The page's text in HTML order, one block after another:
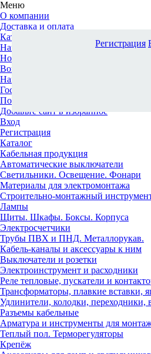
Меню
О компании
Доставка и оплата
Каталог
Наши офисы
Новости и новинки
Вопрос-ответ
Наша команда
Гос. заказчикам
Поставщикам
Добавьте сайт в избранное
Вход
Регистрация
Каталог
Кабельная продукция
Автоматические выключатели
Светильники. Освещение. Фонари
Материалы для электромонтажа
Строительно-монтажный
Лампы
Щиты. Шкафы. Боксы. Корпуса
Электросчетчики
Трубы ПВХ и ПНД. Металлорукав.
Кабель-каналы и аксессуары к ним
Выключатели и розетки
Электроинструмент и расходники
Реле тепловые, пускатели и
Трансформаторы, плавкие вставки,
Удлинители, колодки, переходники,
Разъемы кабельные
Арматура и инструменты для
Теплый пол. Терморегуляторы
Крепёж
Регистрация